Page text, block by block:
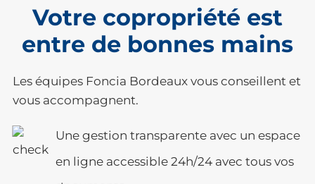
Votre copropriété est
entre de bonnes mains
Les équipes Foncia Bordeaux vous conseillent et
vous accompagnent.
Une gestion transparente avec un espace
en ligne accessible 24h/24 avec tous vos